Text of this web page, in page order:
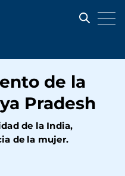
de la
Pradesh
de la India,
de la mujer.